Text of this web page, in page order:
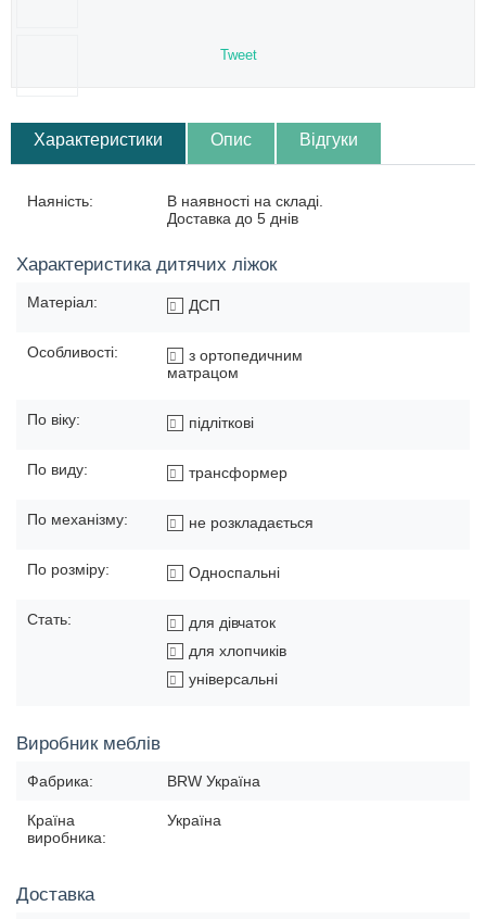
Tweet
Характеристики Опис Відгуки
Наяність:
В наявності на складі.
Доставка до 5 днів
Характеристика дитячих ліжок
Матеріал: ДСП
Особливості:
з ортопедичним
матрацом
По віку: підліткові
По виду: трансформер
По механізму: не розкладається
По розміру: Односпальні
Стать:
для дівчаток
для хлопчиків
універсальні
Виробник меблів
Фабрика: BRW Україна
Країна
виробника:
Україна
Доставка